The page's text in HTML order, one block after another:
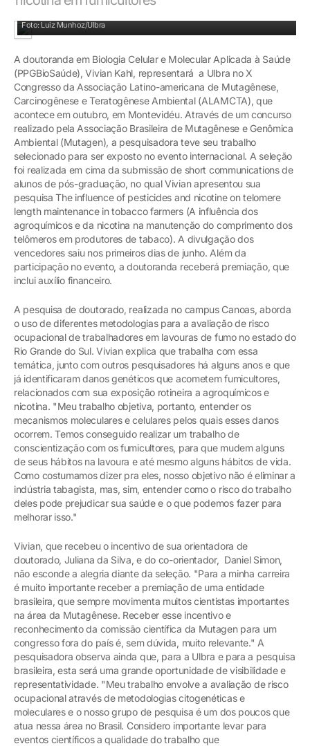
Foto: Luiz Munhoz/Ulbra
A doutoranda em Biologia Celular e Molecular Aplicada à Saúde
(PPGBioSaúde), Vivian Kahl, representará a Ulbra no X
Congresso da Associação Latino-americana de Mutagênese,
Carcinogênese e Teratogênese Ambiental (ALAMCTA), que
acontece em outubro, em Montevidéu. Através de um concurso
realizado pela Associação Brasileira de Mutagênese e Genômica
Ambiental (Mutagen), a pesquisadora teve seu trabalho
selecionado para ser exposto no evento internacional. A seleção
foi realizada em cima da submissão de short communications de
alunos de pós-graduação, no qual Vivian apresentou sua
pesquisa The influence of pesticides and nicotine on telomere
length maintenance in tobacco farmers (A influência dos
agroquímicos e da nicotina na manutenção do comprimento dos
telômeros em produtores de tabaco). A divulgação dos
vencedores saiu nos primeiros dias de junho. Além da
participação no evento, a doutoranda receberá premiação, que
inclui auxílio financeiro.
A pesquisa de doutorado, realizada no campus Canoas, aborda
o uso de diferentes metodologias para a avaliação de risco
ocupacional de trabalhadores em lavouras de fumo no estado do
Rio Grande do Sul. Vivian explica que trabalha com essa
temática, junto com outros pesquisadores há alguns anos e que
já identificaram danos genéticos que acometem fumicultores,
relacionados com sua exposição rotineira a agroquímicos e
nicotina. "Meu trabalho objetiva, portanto, entender os
mecanismos moleculares e celulares pelos quais esses danos
ocorrem. Temos conseguido realizar um trabalho de
conscientização com os fumicultores, para que mudem alguns
de seus hábitos na lavoura e até mesmo alguns hábitos de vida.
Como costumamos dizer pra eles, nosso objetivo não é eliminar a
indústria tabagista, mas, sim, entender como o risco do trabalho
deles pode prejudicar sua saúde e o que podemos fazer para
melhorar isso."
Vivian, que recebeu o incentivo de sua orientadora de
doutorado, Juliana da Silva, e do co-orientador, Daniel Simon,
não esconde a alegria diante da seleção. "Para a minha carreira
é muito importante receber a premiação de uma entidade
brasileira, que sempre movimenta muitos cientistas importantes
na área da Mutagênese. Receber esse incentivo e
reconhecimento da comissão científica da Mutagen para um
congresso fora do país é, sem dúvida, muito relevante." A
pesquisadora observa ainda que, para a Ulbra e para a pesquisa
brasileira, esta será uma grande oportunidade de visibilidade e
representatividade. "Meu trabalho envolve a avaliação de risco
ocupacional através de metodologias citogenéticas e
moleculares e o nosso grupo de pesquisa é um dos poucos que
atua nessa área no Brasil. Considero importante levar para
eventos científicos a qualidade do trabalho que